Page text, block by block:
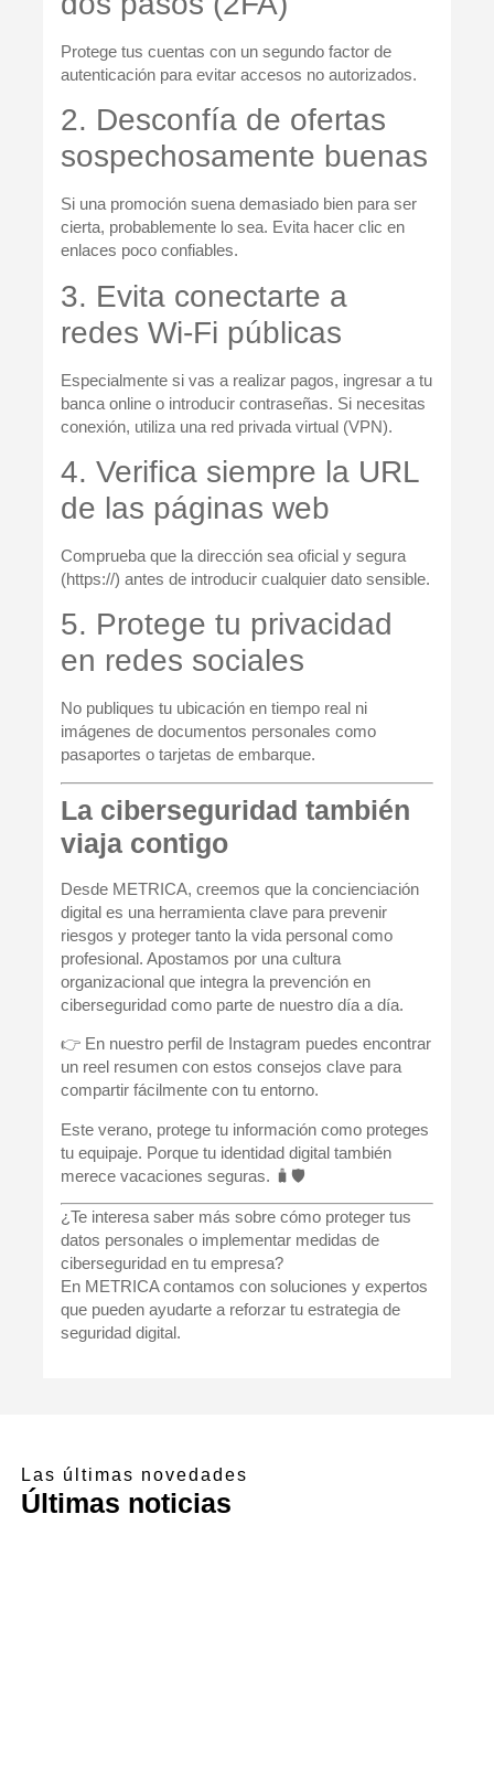
Protege tus cuentas con un segundo factor de
autenticación para evitar accesos no autorizados.
2. Desconfía de ofertas
sospechosamente buenas
Si una promoción suena demasiado bien para ser
cierta, probablemente lo sea. Evita hacer clic en
enlaces poco confiables.
3. Evita conectarte a
redes Wi‑Fi públicas
Especialmente si vas a realizar pagos, ingresar a tu
banca online o introducir contraseñas. Si necesitas
conexión, utiliza una red privada virtual (VPN).
4. Verifica siempre la URL
de las páginas web
Comprueba que la dirección sea oficial y segura
(https://) antes de introducir cualquier dato sensible.
5. Protege tu privacidad
en redes sociales
No publiques tu ubicación en tiempo real ni
imágenes de documentos personales como
pasaportes o tarjetas de embarque.
La ciberseguridad también
viaja contigo
Desde METRICA, creemos que la concienciación
digital es una herramienta clave para prevenir
riesgos y proteger tanto la vida personal como
profesional. Apostamos por una cultura
organizacional que integra la prevención en
ciberseguridad como parte de nuestro día a día.
👉 En nuestro perfil de Instagram puedes encontrar
un reel resumen con estos consejos clave para
compartir fácilmente con tu entorno.
Este verano, protege tu información como proteges
tu equipaje. Porque tu identidad digital también
merece vacaciones seguras. 🧳🛡️
¿Te interesa saber más sobre cómo proteger tus
datos personales o implementar medidas de
ciberseguridad en tu empresa?
En METRICA contamos con soluciones y expertos
que pueden ayudarte a reforzar tu estrategia de
seguridad digital.
Las últimas novedades
Últimas noticias